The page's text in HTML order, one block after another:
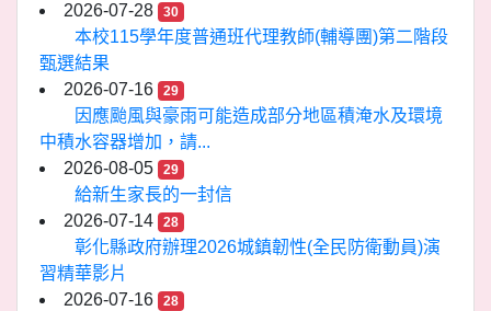
2026-07-28
30
本校115學年度普通班代理教師(輔導團)第二階段
甄選結果
2026-07-16
29
因應颱風與豪雨可能造成部分地區積淹水及環境
中積水容器增加，請...
2026-08-05
29
給新生家長的一封信
2026-07-14
28
彰化縣政府辦理2026城鎮韌性(全民防衛動員)演
習精華影片
2026-07-16
28